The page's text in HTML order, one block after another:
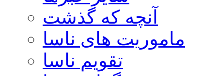
آنچه که گذشت
ماموریت های ناسا
تقویم ناسا